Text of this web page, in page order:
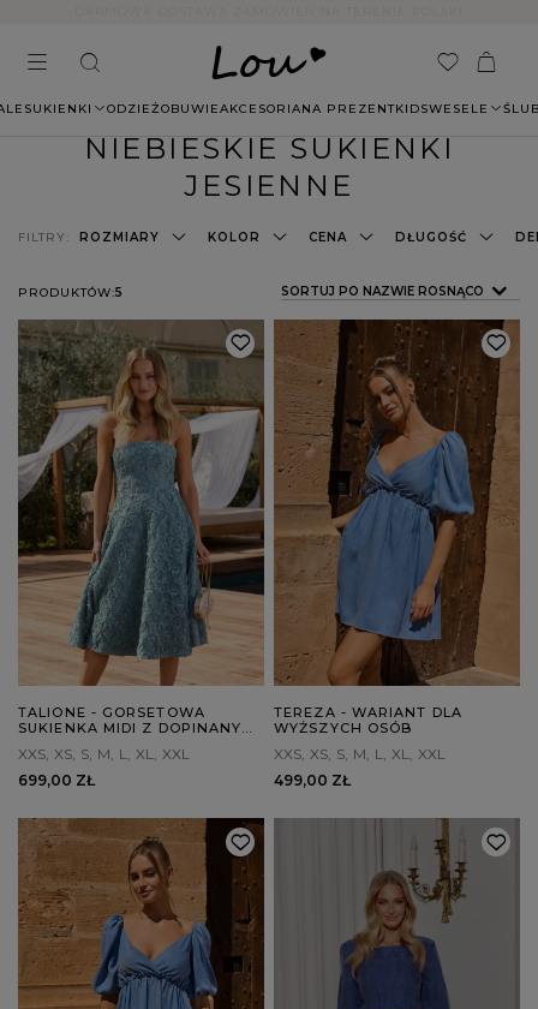
SUKIENKI ODZIEŻOBUWIEAKCESORIANA PREZENTKIDSWESELE
NIEBIESKIE SUKIENKI
JESIENNE
PRODUKTÓW:5 ZMIEŃ SORTOWANIE
SORTUJ PO NAZWIE ROSNĄCO
FILTRY: ROZMIARY KOLOR CENA DŁUGOŚĆ
TALIONE - GORSETOWA
SUKIENKA MIDI Z DOPINANYMI
XXS XS S M L XL XXL
699,00 ZŁ
TEREZA - WARIANT DLA
WYŻSZYCH OSÓB
XXS XS S M L XL XXL
499,00 ZŁ